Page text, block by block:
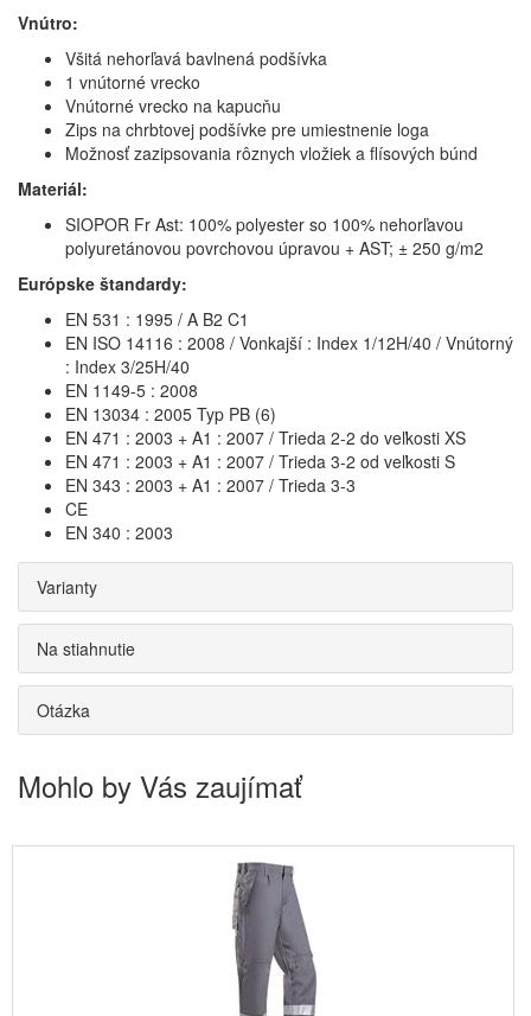
Vnútro:
Všitá nehorľavá bavlnená podšívka
1 vnútorné vrecko
Vnútorné vrecko na kapucňu
Zips na chrbtovej podšívke pre umiestnenie loga
Možnosť zazipsovania rôznych vložiek a flísových búnd
Materiál:
SIOPOR Fr Ast: 100% polyester so 100% nehorľavou
polyuretánovou povrchovou úpravou + AST; ± 250 g/m2
Európske štandardy:
EN 531 : 1995 / A B2 C1
EN ISO 14116 : 2008 / Vonkajší : Index 1/12H/40 / Vnútorný
: Index 3/25H/40
EN 1149-5 : 2008
EN 13034 : 2005 Typ PB (6)
EN 471 : 2003 + A1 : 2007 / Trieda 2-2 do veľkosti XS
EN 471 : 2003 + A1 : 2007 / Trieda 3-2 od veľkosti S
EN 343 : 2003 + A1 : 2007 / Trieda 3-3
CE
EN 340 : 2003
Varianty
Na stiahnutie
Otázka
Mohlo by Vás zaujímať